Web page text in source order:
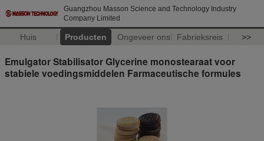
Guangzhou Masson Science and Technology Industry
Company Limited
Huis Producten Ongeveer ons Fabrieksreis >>
Emulgator Stabilisator Glycerine monostearaat voor
stabiele voedingsmiddelen Farmaceutische formules